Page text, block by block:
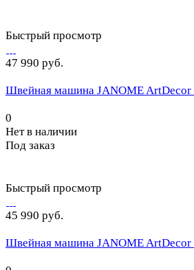
Быстрый просмотр
47 990 руб.
Швейная машина JANOME ArtDecor
0
Нет в наличии
Под заказ
Быстрый просмотр
45 990 руб.
Швейная машина JANOME ArtDecor